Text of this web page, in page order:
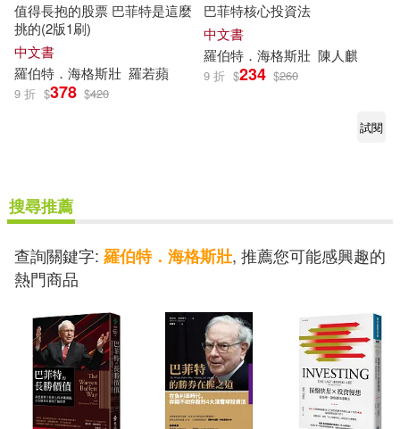
值得長抱的股票 巴菲特是這麼
挑的(2版1刷)
中文書
羅伯特 ． 海格斯壯 羅若蘋
9 折 $378 $420
巴菲特核心投資法
中文書
羅伯特 ． 海格斯壯 陳人麒
9 折 $234 $260
試閱
搜尋推薦
查詢關鍵字: 羅伯特．海格斯壯, 推薦您可能感興趣的
熱門商品